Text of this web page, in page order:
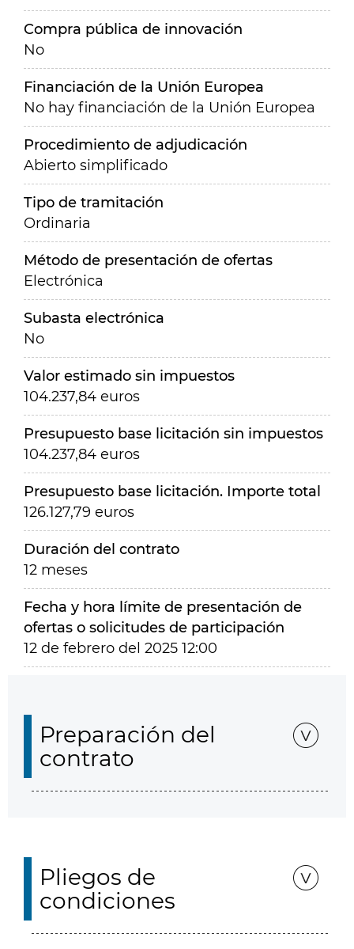
Compra pública de innovación
No
Financiación de la Unión Europea
No hay financiación de la Unión Europea
Procedimiento de adjudicación
Abierto simplificado
Tipo de tramitación
Ordinaria
Método de presentación de ofertas
Electrónica
Subasta electrónica
No
Valor estimado sin impuestos
104.237,84 euros
Presupuesto base licitación sin impuestos
104.237,84 euros
Presupuesto base licitación. Importe total
126.127,79 euros
Duración del contrato
12 meses
Fecha y hora límite de presentación de
ofertas o solicitudes de participación
12 de febrero del 2025 12:00
Preparación del
contrato
Pliegos de
condiciones